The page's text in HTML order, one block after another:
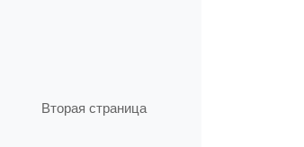
Вторая страница